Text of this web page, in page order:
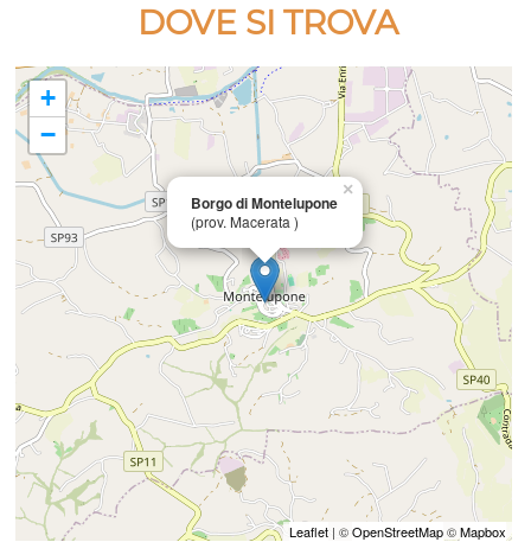
DOVE SI TROVA
Borgo di Montelupone
(prov. Macerata )
×
+
−
Leaflet| ©OpenStreetMap©Mapbox